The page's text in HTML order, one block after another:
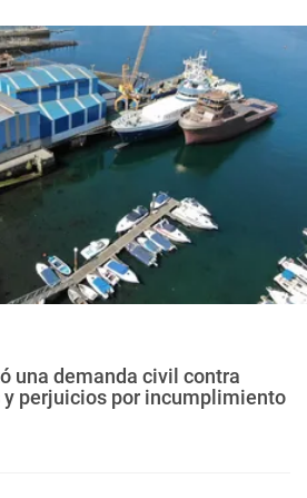
una demanda civil contra
y perjuicios por incumplimiento